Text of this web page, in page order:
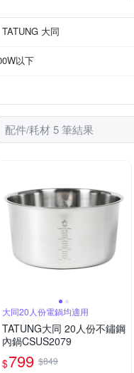
TATUNG 大同
以下
配件/耗材 5 筆結果
大同20人份電鍋均適用
TATUNG大同 20人份不鏽鋼
內鍋CSUS2079
$799 $849